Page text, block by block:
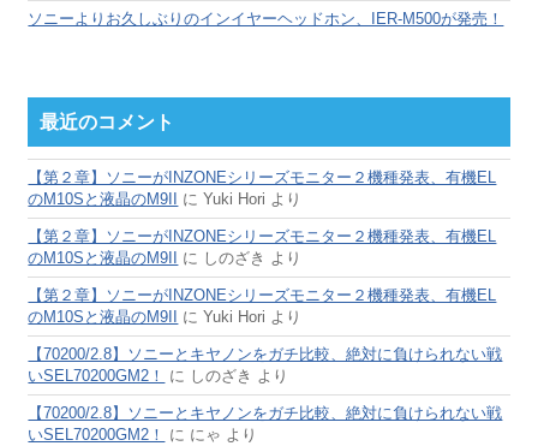
ソニーよりお久しぶりのインイヤーヘッドホン、IER-M500が発売！
最近のコメント
【第２章】ソニーがINZONEシリーズモニター２機種発表、有機EL
のM10Sと液晶のM9II
にYuki Hori より
【第２章】ソニーがINZONEシリーズモニター２機種発表、有機EL
のM10Sと液晶のM9II
に しのざき より
【第２章】ソニーがINZONEシリーズモニター２機種発表、有機EL
のM10Sと液晶のM9II
にYuki Hori より
【70200/2.8】ソニーとキヤノンをガチ比較、絶対に負けられない戦
いSEL70200GM2！
に しのざき より
【70200/2.8】ソニーとキヤノンをガチ比較、絶対に負けられない戦
いSEL70200GM2！
に にゃ より